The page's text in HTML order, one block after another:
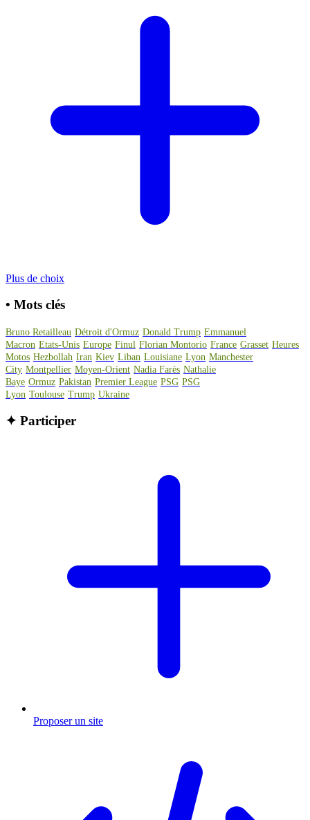
Plus de choix
• Mots clés
Bruno Retailleau Détroit d'Ormuz Donald Trump Emmanuel
Macron Etats-Unis Europe Finul Florian Montorio France Grasset Heures
Motos Hezbollah Iran Kiev Liban Louisiane Lyon Manchester
City Montpellier Moyen-Orient Nadia Farès Nathalie
Baye Ormuz Pakistan Premier League PSG PSG
Lyon Toulouse Trump Ukraine
✦ Participer
Proposer un site